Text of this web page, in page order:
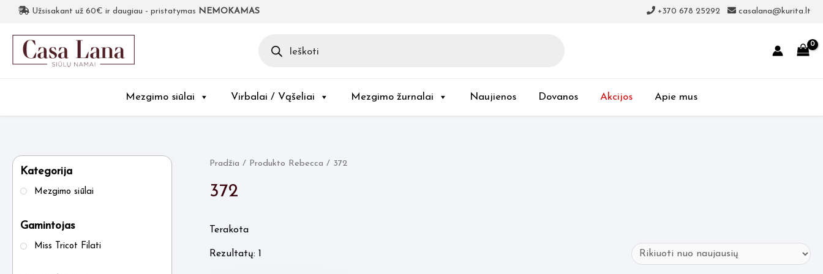
Užsisakant už 60€ ir daugiau - pristatymas NEMOKAMAS +370 678 25292 casalana@kurita.lt
search
Mezgimo siūlai Virbalai / Vąšeliai Mezgimo žurnalai Naujienos Dovanos Akcijos Apie mus
Kategorija
Mezgimo siūlai
Gamintojas
Miss Tricot Filati
Pradžia / Produkto Rebecca / 372
372
Terakota
Rezultatų: 1